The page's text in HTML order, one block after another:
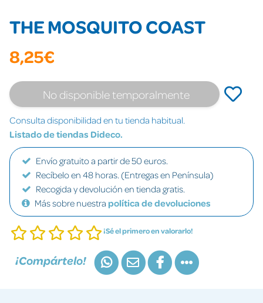
THE MOSQUITO COAST
8,25€
No disponible temporalmente
Consulta disponibilidad en tu tienda habitual.
Listado de tiendas Dideco.
Envío gratuito a partir de 50 euros.
Recíbelo en 48 horas. (Entregas en Península)
Recogida y devolución en tienda gratis.
Más sobre nuestra política de devoluciones
¡Sé el primero en valorarlo!
¡Compártelo!